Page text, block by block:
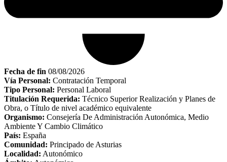
Fecha de fin 08/08/2026
Vía Personal: Contratación Temporal
Tipo Personal: Personal Laboral
Titulación Requerida: Técnico Superior Realización y Planes de
Obra, o Título de nivel académico equivalente
Organismo: Consejería De Administración Autonómica, Medio
Ambiente Y Cambio Climático
País: España
Comunidad: Principado de Asturias
Localidad: Autonómico